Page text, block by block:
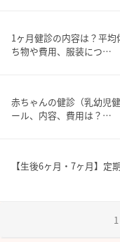
1ヶ月健診の内容は？平
ち物や費用、服装につ…
赤ちゃんの健診（乳幼児
ール、内容、費用は？…
【生後6ヶ月・7ヶ月】定